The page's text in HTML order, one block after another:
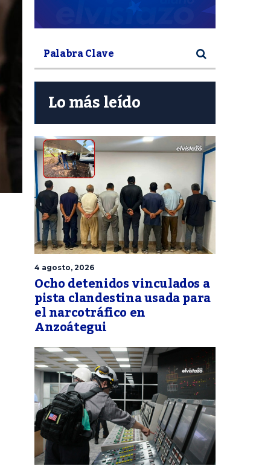
Lo más leído
4 agosto, 2026
Ocho detenidos vinculados a
pista clandestina usada para
el narcotráfico en
Anzoátegui